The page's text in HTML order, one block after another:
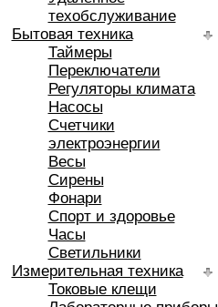
техобслуживание
Бытовая техника
Таймеры
Переключатели
Регуляторы климата
Насосы
Счетчики
электроэнергии
Весы
Сирены
Фонари
Спорт и здоровье
Часы
Светильники
Измерительная техника
Токовые клещи